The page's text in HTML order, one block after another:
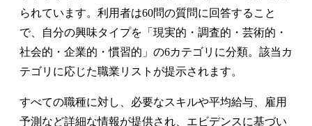
られています。利用者は60問の質問に回答すること
で、自分の興味タイプを「現実的・調査的・芸術的・
社会的・企業的・慣習的」の6カテゴリに分類。該当カ
テゴリに応じた職業リストが提示されます。
すべての職種に対し、必要なスキルや平均給与、雇用
予測など詳細な情報が提供され、エビデンスに基づい